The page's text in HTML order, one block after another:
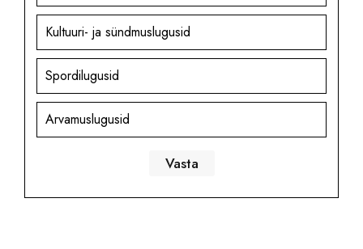
Kultuuri- ja sündmuslugusid
Spordilugusid
Arvamuslugusid